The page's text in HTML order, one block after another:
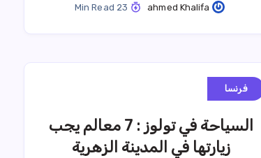
ahmed Khalifa
فرنسا
السياحة في تولوز : 7 معالم يجب
زيارتها في المدينة الزهرية